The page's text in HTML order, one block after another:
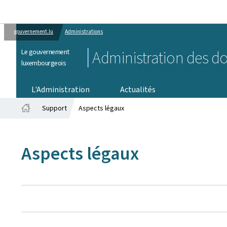
gouvernement.lu Administrations
Le gouvernement
luxembourgeois
Administration des
L'Administration
Actualités
Support Aspects légaux
Aspects légaux